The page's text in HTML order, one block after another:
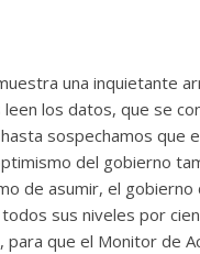
una inquietante
los datos, que se
sospechamos que
del gobierno
de asumir, el gobierno
sus niveles por
que el Monitor de